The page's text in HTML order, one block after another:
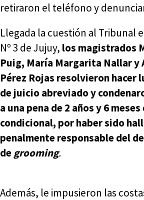
retiraron el teléfono y
Llegada la cuestión al Tribunal
Nº 3 de Jujuy, los magistrados
Puig, María Margarita Nallar y
Pérez Rojas resolvieron hacer
de juicio abreviado y
a una pena de 2 años y 6
condicional, por haber sido
penalmente responsable del
degrooming.
Además, le impusieron las